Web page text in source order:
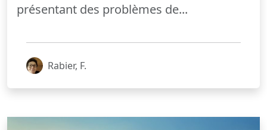
présentant des problèmes de...
Rabier, F.